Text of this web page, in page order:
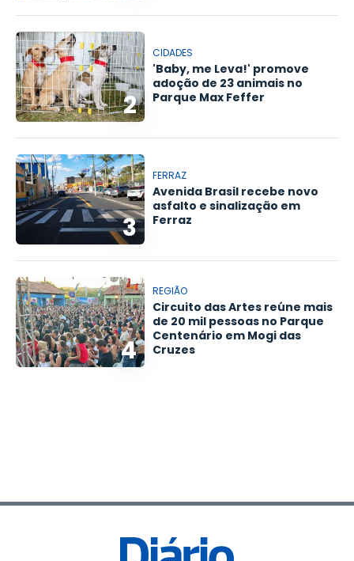
2
CIDADES
'Baby, me Leva!' promove
adoção de 23 animais no
Parque Max Feffer
3
FERRAZ
Avenida Brasil recebe novo
asfalto e sinalização em
Ferraz
4
REGIÃO
Circuito das Artes reúne mais
de 20 mil pessoas no Parque
Centenário em Mogi das
Cruzes